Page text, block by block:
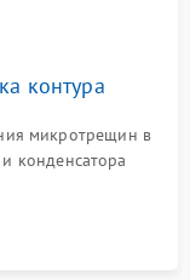
контура
микротрещин в
конденсатора
осушителя и
засоров.